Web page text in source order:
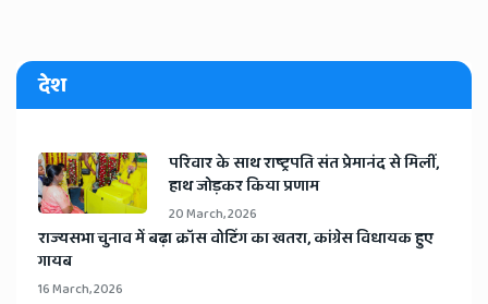
देश
​परिवार के साथ राष्ट्रपति संत प्रेमानंद से मिलीं,
हाथ जोड़कर किया प्रणाम
20 March, 2026
​राज्यसभा चुनाव में बढ़ा क्रॉस वोटिंग का खतरा, कांग्रेस विधायक हुए
गायब
16 March, 2026